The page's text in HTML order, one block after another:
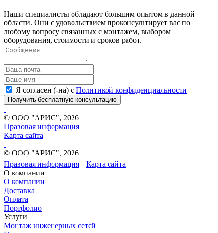
Наши специалисты обладают большим опытом в данной
области. Они с удовольствием проконсультирует вас по
любому вопросу связанных с монтажем, выбором
оборудования, стоимости и сроков работ.
Я согласен (-на) с Политикой конфиденциальности
Получить бесплатную консультацию
© ООО "АРИС", 2026
Правовая информация
Карта сайта
© ООО "АРИС", 2026
Правовая информация
Карта сайта
О компании
О компании
Доставка
Оплата
Портфолио
Услуги
Монтаж инженерных сетей